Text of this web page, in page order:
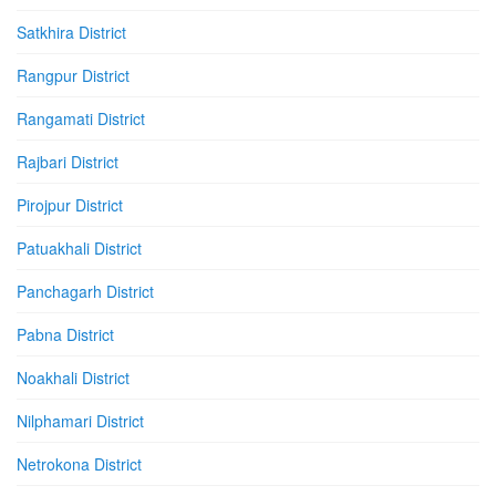
Satkhira District
Rangpur District
Rangamati District
Rajbari District
Pirojpur District
Patuakhali District
Panchagarh District
Pabna District
Noakhali District
Nilphamari District
Netrokona District